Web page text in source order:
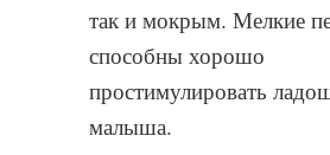
так и мокрым. Мелкие
способны хорошо
простимулировать
малыша.